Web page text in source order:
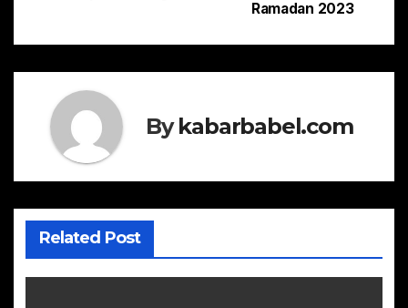
Ramadan 2023
Bykabarbabel.com
Related Post